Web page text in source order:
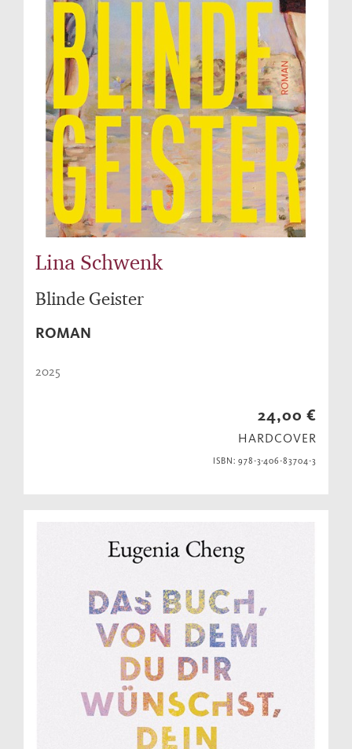
Lina Schwenk
Blinde Geister
ROMAN
2025
24,00 €
HARDCOVER
ISBN: 978-3-406-83704-3